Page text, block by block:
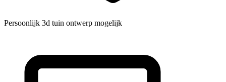
Persoonlijk 3d tuin ontwerp mogelijk